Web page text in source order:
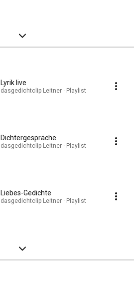
Lyrik live
dasgedichtclip Leitner · Playlist
Dichtergespräche
dasgedichtclip Leitner · Playlist
Liebes-Gedichte
dasgedichtclip Leitner · Playlist